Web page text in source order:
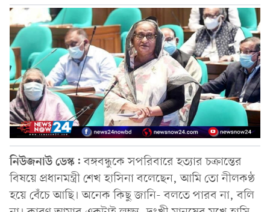
নিউজনাউ ডেস্ক:বঙ্গবন্ধুকে সপরিবারে হত্যার চক্রান্তের
বিষয়ে প্রধানমন্ত্রী শেখ হাসিনা বলেছেন, আমি তো নীলকণ্ঠ
হয়ে বেঁচে আছি। অনেক কিছু জানি- বলতে পারব না, বলি